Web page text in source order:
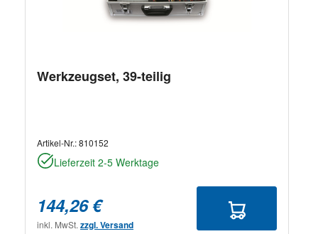
Werkzeugset, 39-teilig
Artikel-Nr.:810152
Lieferzeit 2-5 Werktage
144,26 €
inkl. MwSt. zzgl. Versand